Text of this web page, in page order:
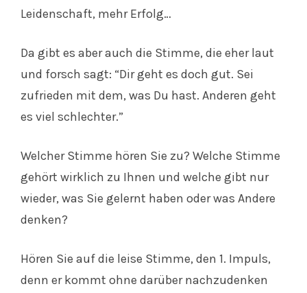
Leidenschaft, mehr Erfolg…
Da gibt es aber auch die Stimme, die eher laut
und forsch sagt: “Dir geht es doch gut. Sei
zufrieden mit dem, was Du hast. Anderen geht
es viel schlechter.”
Welcher Stimme hören Sie zu? Welche Stimme
gehört wirklich zu Ihnen und welche gibt nur
wieder, was Sie gelernt haben oder was Andere
denken?
Hören Sie auf die leise Stimme, den 1. Impuls,
denn er kommt ohne darüber nachzudenken